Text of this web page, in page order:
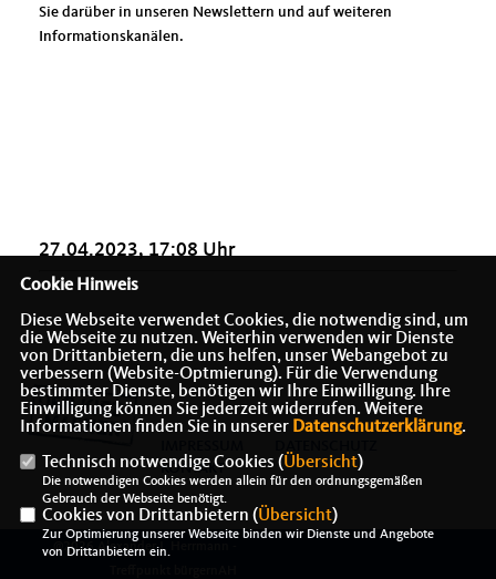
Sie darüber in unseren Newslettern und auf weiteren
Informationskanälen.
27.04.2023, 17:08 Uhr
KONTAKT
@2026 Alexander J. Herrmann -
Cookie Hinweis
Diese Webseite verwendet Cookies, die notwendig sind, um
die Webseite zu nutzen. Weiterhin verwenden wir Dienste
von Drittanbietern, die uns helfen, unser Webangebot zu
verbessern (Website-Optmierung). Für die Verwendung
bestimmter Dienste, benötigen wir Ihre Einwilligung. Ihre
Einwilligung können Sie jederzeit widerrufen. Weitere
Informationen finden Sie in unserer Datenschutzerklärung.
Technisch notwendige Cookies (Übersicht)
Die notwendigen Cookies werden allein für den ordnungsgemäßen
Gebrauch der Webseite benötigt.
Cookies von Drittanbietern (Übersicht)
Zur Optimierung unserer Webseite binden wir Dienste und Angebote
von Drittanbietern ein.